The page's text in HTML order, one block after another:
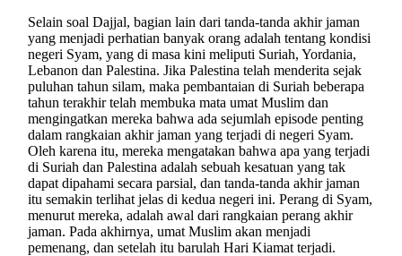
Selain soal Dajjal, bagian lain dari tanda-tanda akhir jaman
yang menjadi perhatian banyak orang adalah tentang kondisi
negeri Syam, yang di masa kini meliputi Suriah, Yordania,
Lebanon dan Palestina. Jika Palestina telah menderita sejak
puluhan tahun silam, maka pembantaian di Suriah beberapa
tahun terakhir telah membuka mata umat Muslim dan
mengingatkan mereka bahwa ada sejumlah episode penting
dalam rangkaian akhir jaman yang terjadi di negeri Syam.
Oleh karena itu, mereka mengatakan bahwa apa yang terjadi
di Suriah dan Palestina adalah sebuah kesatuan yang tak
dapat dipahami secara parsial, dan tanda-tanda akhir jaman
itu semakin terlihat jelas di kedua negeri ini. Perang di Syam,
menurut mereka, adalah awal dari rangkaian perang akhir
jaman. Pada akhirnya, umat Muslim akan menjadi
pemenang, dan setelah itu barulah Hari Kiamat terjadi.